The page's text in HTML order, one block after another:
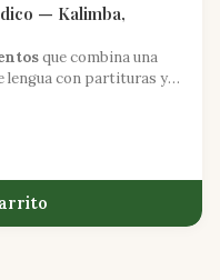
— Kalimba,
que combina una
lengua con partituras y
en la melodía.